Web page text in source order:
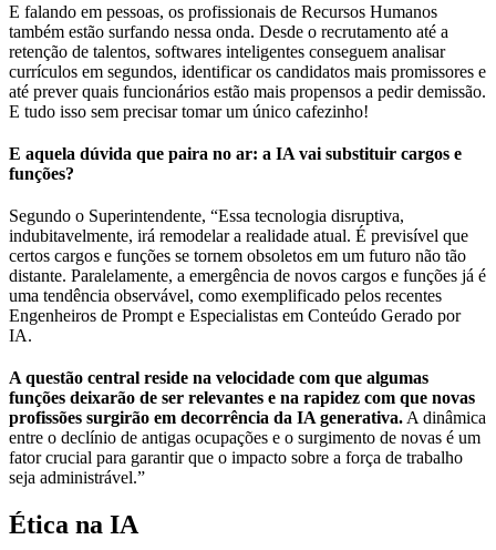
E falando em pessoas, os profissionais de Recursos Humanos
também estão surfando nessa onda. Desde o recrutamento até a
retenção de talentos, softwares inteligentes conseguem analisar
currículos em segundos, identificar os candidatos mais promissores e
até prever quais funcionários estão mais propensos a pedir demissão.
E tudo isso sem precisar tomar um único cafezinho!
E aquela dúvida que paira no ar: a IA vai substituir cargos e
funções?
Segundo o Superintendente, “Essa tecnologia disruptiva,
indubitavelmente, irá remodelar a realidade atual. É previsível que
certos cargos e funções se tornem obsoletos em um futuro não tão
distante. Paralelamente, a emergência de novos cargos e funções já é
uma tendência observável, como exemplificado pelos recentes
Engenheiros de Prompt e Especialistas em Conteúdo Gerado por
IA.
A questão central reside na velocidade com que algumas
funções deixarão de ser relevantes e na rapidez com que novas
profissões surgirão em decorrência da IA generativa. A dinâmica
entre o declínio de antigas ocupações e o surgimento de novas é um
fator crucial para garantir que o impacto sobre a força de trabalho
seja administrável.”
Ética na IA